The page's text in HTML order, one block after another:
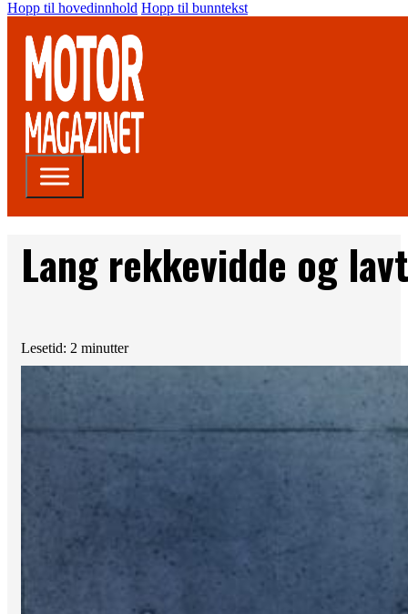
Hopp til hovedinnhold Hopp til bunntekst
Lang rekkevidde og
Lesetid: 2 minutter